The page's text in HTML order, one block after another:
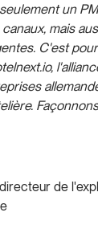
un
mais
C'est
de